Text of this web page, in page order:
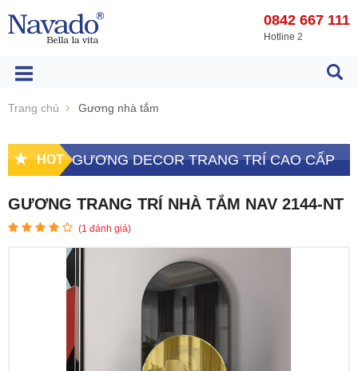
0842 667 111
Hotline 2
Trang chủ Gương nhà tắm
HOT GƯƠNG DECOR TRANG TRÍ CAO CẤP
GƯƠNG TRANG TRÍ NHÀ TẮM NAV 2144-NT
(1 đánh giá)